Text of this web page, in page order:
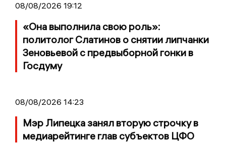
08/08/2026 19:12
«Она выполнила свою роль»:
политолог Слатинов о снятии липчанки
Зеновьевой с предвыборной гонки в
Госдуму
08/08/2026 14:23
Мэр Липецка занял вторую строчку в
медиарейтинге глав субъектов ЦФО